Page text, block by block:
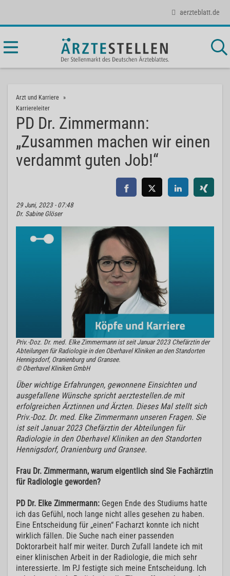
aerzteblatt.de
Arzt und Karriere
Karriereleiter
PD Dr. Zimmermann:
„Zusammen machen wir einen
verdammt guten Job!“
29 Juni, 2023 - 07:48
Dr. Sabine Glöser
Priv.-Doz. Dr. med. Elke Zimmermann ist seit Januar 2023 Chefärztin der
Abteilungen für Radiologie in den Oberhavel Kliniken an den Standorten
Hennigsdorf, Oranienburg und Gransee.
© Oberhavel Kliniken GmbH
Über wichtige Erfahrungen, gewonnene Einsichten und
ausgefallene Wünsche spricht aerztestellen.de mit
erfolgreichen Ärztinnen und Ärzten. Dieses Mal stellt sich
Priv.-Doz. Dr. med. Elke Zimmermann unseren Fragen. Sie
ist seit Januar 2023 Chefärztin der Abteilungen für
Radiologie in den Oberhavel Kliniken an den Standorten
Hennigsdorf, Oranienburg und Gransee.
Frau Dr. Zimmermann, warum eigentlich sind Sie Fachärztin
für Radiologie geworden?
PD Dr. Elke Zimmermann: Gegen Ende des Studiums hatte
ich das Gefühl, noch lange nicht alles gesehen zu haben.
Eine Entscheidung für „einen“ Facharzt konnte ich nicht
wirklich fällen. Die Suche nach einer passenden
Doktorarbeit half mir weiter. Durch Zufall landete ich mit
einer klinischen Arbeit in der Radiologie, die mich sehr
interessierte. Im PJ festigte sich meine Entscheidung. Ich